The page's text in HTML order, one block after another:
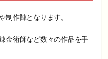
制作陣となります。
金術師など数々の作品を手